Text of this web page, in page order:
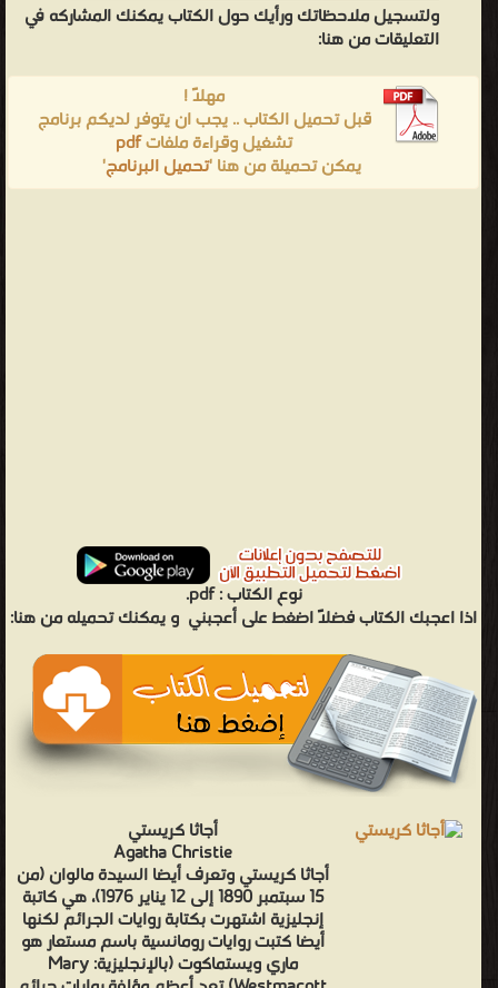
ولتسجيل ملاحظاتك ورأيك حول الكتاب يمكنك المشاركه في
التعليقات من هنا:
مهلاً !
قبل تحميل الكتاب .. يجب ان يتوفر لديكم برنامج
تشغيل وقراءة ملفاتpdf
يمكن تحميلة من هنا 'تحميل البرنامج'
نوع الكتاب :pdf.
اذا اعجبك الكتاب فضلاً اضغط على أعجبني و يمكنك تحميله من هنا:
أجاثا كريستي
Agatha Christie
أجاثا كريستي وتعرف أيضا السيدة مالوان (من
15 سبتمبر 1890 إلى 12 يناير 1976)، هي كاتبة
إنجليزية اشتهرت بكتابة روايات الجرائم لكنها
أيضا كتبت روايات رومانسية باسم مستعار هو
ماري ويستماكوت (بالإنجليزية: Mary